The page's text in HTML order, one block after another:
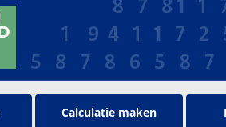
Calculatie maken